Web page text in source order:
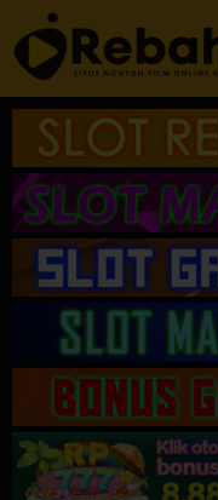
Loncat
ke
konten